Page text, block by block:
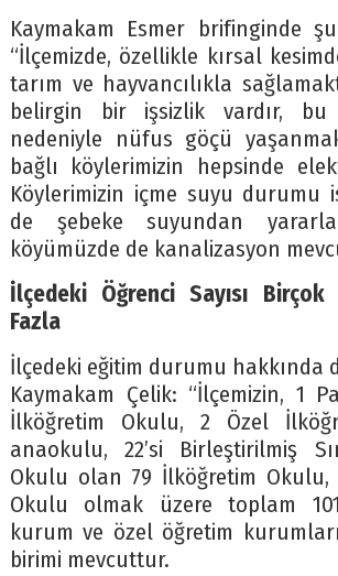
Kaymakam Esmer brifinginde
“İlçemizde, özellikle kırsal
tarım ve hayvancılıkla
belirgin bir işsizlik vardır, bu
nedeniyle nüfus göçü
bağlı köylerimizin hepsinde
Köylerimizin içme suyu durumu
de şebeke suyundan
köyümüzde de kanalizasyon
İlçedeki Öğrenci Sayısı
Fazla
İlçedeki eğitim durumu hakkında
Kaymakam Çelik: “İlçemizin, 1
İlköğretim Okulu, 2 Özel
anaokulu, 22’si Birleştirilmiş
Okulu olan 79 İlköğretim Okulu,
Okulu olmak üzere toplam
kurum ve özel öğretim
birimi mevcuttur.